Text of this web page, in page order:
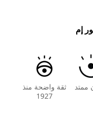
إم
ممتد
ثقة واضحة منذ
1927